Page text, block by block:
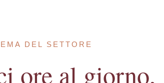
DEL SETTORE
ore al giorno,